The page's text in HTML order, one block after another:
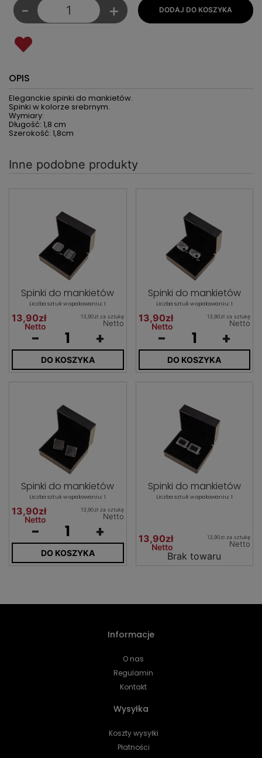
- +
OPIS
Eleganckie spinki do mankietów.
Spinki w kolorze srebrnym.
Wymiary:
Długość: 1,8 cm
Szerokość: 1,8cm
Inne podobne produkty
Spinki do mankietów
Liczba sztuk w opakowaniu: 1
13,90zł
Netto
13,90zł za sztukę
Netto
- +
DO KOSZYKA
Spinki do mankietów
Liczba sztuk w opakowaniu: 1
13,90zł
Netto
13,90zł za sztukę
Netto
- +
DO KOSZYKA
Spinki do mankietów
Liczba sztuk w opakowaniu: 1
13,90zł
Netto
13,90zł za sztukę
Netto
- +
DO KOSZYKA
Spinki do mankietów
Liczba sztuk w opakowaniu: 1
13,90zł
Netto
13,90zł za sztukę
Netto
Brak towaru
Informacje
O nas
Regulamin
Kontakt
Wysyłka
Koszty wysyłki
Płatności